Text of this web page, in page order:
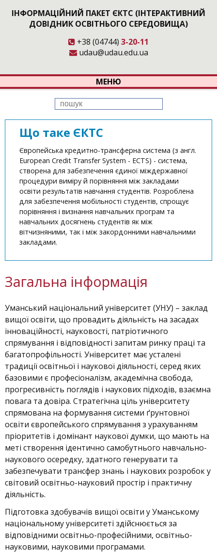
ІНФОРМАЦІЙНИЙ ПАКЕТ ЄКТС (ІНТЕРАКТИВНИЙ
ДОВІДНИК ОСВІТНЬОГО СЕРЕДОВИЩА)
+38 (04744) 3-20-11
udau@udau.edu.ua
МЕНЮ
Що таке ЄКТС
Європейська кредитно-трансферна система (з англ.
European Credit Transfer System - ЕCTS) - система,
створена для забезпечення єдиної міждержавної
процедури виміру й порівняння між закладами
освіти результатів навчання студентів. Розроблена
для забезпечення мобільності студентів, спрощує
порівняння і визнання навчальних програм та
навчальних досягнень студентів як між
вітчизняними, так і між закордонними навчальними
закладами.
Загальна інформація
Уманський національний університет (УНУ) – заклад
вищої освіти, що провадить діяльність на засадах
інноваційності, науковості, патріотичного
спрямування і відповідності запитам ринку праці та
багатопрофільності. Університет має усталені
традиції освітньої і наукової діяльності, серед яких
базовими є професіоналізм, академічна свобода,
прогресивність поглядів і наукових підходів, взаємна
повага та довіра. Стратегічна ціль університету
спрямована на формування системи ґрунтовної
освіти європейського спрямування з урахуванням
пріоритетів і домінант наукової думки, що мають на
меті створення ідентично самобутнього навчально-
наукового осередку, здатного генерувати та
забезпечувати трансфер знань і наукових розробок у
світовий освітньо-науковий простір і практичну
діяльність.
Підготовка здобувачів вищої освіти у Уманському
національному університеті здійснюється за
відповідними освітньо-професійними, освітньо-
науковими, науковими програмами.